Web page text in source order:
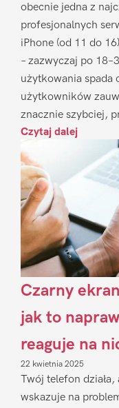
obecnie jedna z
profesjonalnych
iPhone (od 11 do
– zazwyczaj po
użytkowania spada
użytkowników
znacznie szybciej,
Czytaj dalej
Czarny
jak to
reaguje na
22 kwietnia 2025
Twój telefon
wskazuje na